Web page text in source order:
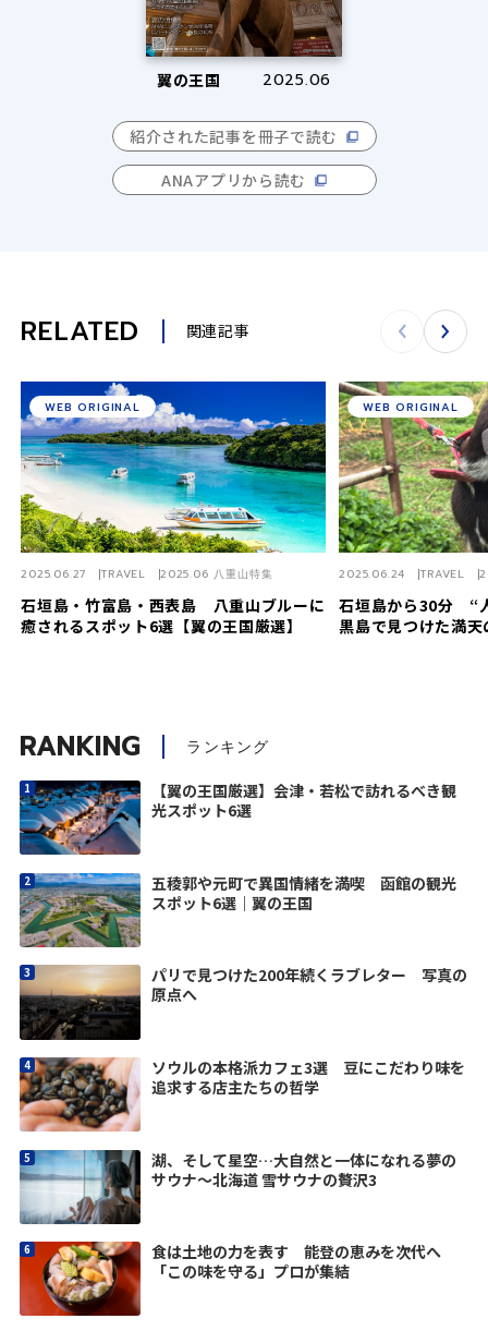
翼の王国 2025.06
紹介された記事を冊子で読む
ANAアプリから読む
RELATED 関連記事
石垣島・竹富島・西表島 八重山ブルーに
癒されるスポット6選【翼の王国厳選】
2025.06.27 TRAVEL 2025.06 八重山特集
WEB ORIGINAL
石垣島から30分 “
黒島で見つけた満
2025.06.24 TRAVEL
WEB ORIGINAL
RANKING ランキング
【翼の王国厳選】会津・若松で訪れるべき観
光スポット6選
五稜郭や元町で異国情緒を満喫 函館の観光
スポット6選｜翼の王国
パリで見つけた200年続くラブレター 写真の
原点へ
ソウルの本格派カフェ3選 豆にこだわり味を
追求する店主たちの哲学
湖、そして星空…大自然と一体になれる夢の
サウナ～北海道 雪サウナの贅沢3
食は土地の力を表す 能登の恵みを次代へ
「この味を守る」プロが集結